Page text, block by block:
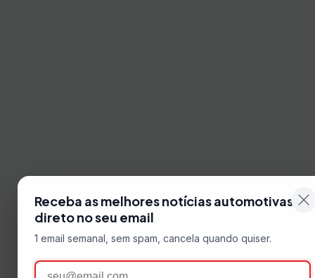
Receba as melhores notícias automotivas
direto no seu email
1 email semanal, sem spam, cancela quando quiser.
Email